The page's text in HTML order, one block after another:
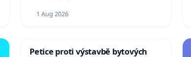
1 Aug 2026
Petice proti výstavbě bytových